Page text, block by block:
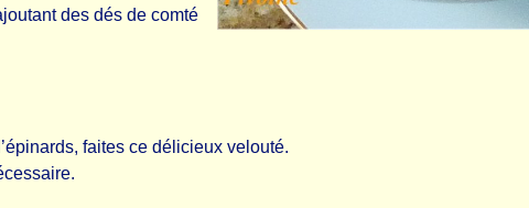
des dés de comté
faites ce délicieux velouté.